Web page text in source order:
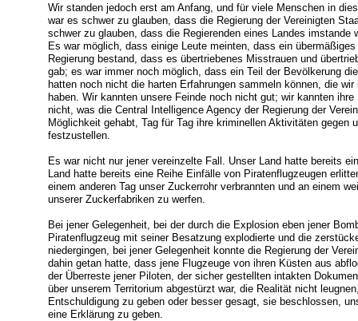
Wir standen jedoch erst am Anfang, und für viele Menschen in
war es schwer zu glauben, dass die Regierung der Vereinigten
schwer zu glauben, dass die Regierenden eines Landes imstande
Es war möglich, dass einige Leute meinten, dass ein
Regierung bestand, dass es übertriebenes Misstrauen und
gab; es war immer noch möglich, dass ein Teil der Bevölkerung
hatten noch nicht die harten Erfahrungen sammeln können, die
haben. Wir kannten unsere Feinde noch nicht gut; wir kannten
nicht, was die Central Intelligence Agency der Regierung der
Möglichkeit gehabt, Tag für Tag ihre kriminellen Aktivitäten gegen
festzustellen.
Es war nicht nur jener vereinzelte Fall. Unser Land hatte bereits
Land hatte bereits eine Reihe Einfälle von Piratenflugzeugen
einem anderen Tag unser Zuckerrohr verbrannten und an einem
unserer Zuckerfabriken zu werfen.
Bei jener Gelegenheit, bei der durch die Explosion eben jener
Piratenflugzeug mit seiner Besatzung explodierte und die
niedergingen, bei jener Gelegenheit konnte die Regierung der
dahin getan hatte, dass jene Flugzeuge von ihren Küsten aus
der Überreste jener Piloten, der sicher gestellten intakten
über unserem Territorium abgestürzt war, die Realität nicht
Entschuldigung zu geben oder besser gesagt, sie beschlossen,
eine Erklärung zu geben.